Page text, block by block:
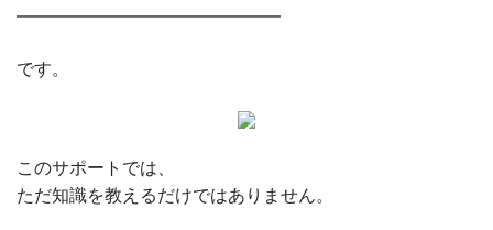
━━━━━━━━━━━━━━━
です。
このサポートでは、
ただ知識を教えるだけではありません。